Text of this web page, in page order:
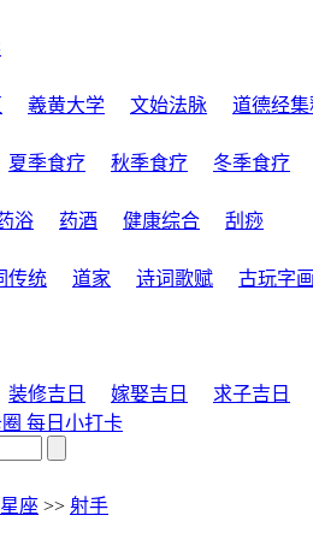
羲黄大学 文始法脉
道德经集
夏季食疗 秋季食疗 冬季食疗
浴 药酒 健康综合
刮痧
传统 道家 诗词歌赋 古玩字画
装修吉日 嫁娶吉日
求子吉日
每日小打卡
座 >> 射手